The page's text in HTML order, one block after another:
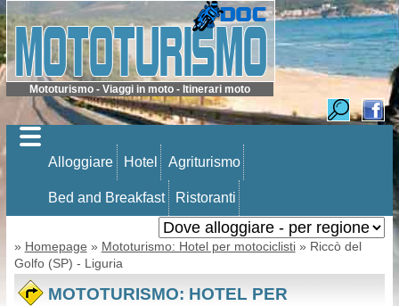
Mototurismo - Viaggi in moto - Itinerari moto
Alloggiare Hotel Agriturismo
Bed and Breakfast Ristoranti
» Homepage » Mototurismo: Hotel per motociclisti» Riccò del
Golfo (SP) - Liguria
MOTOTURISMO: HOTEL PER